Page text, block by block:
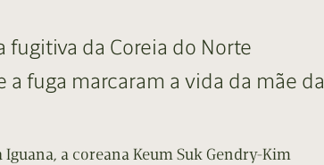
de Edições
fugitiva da Coreia do Norte
fuga marcaram a vida da mãe da
Iguana, a coreana Keum Suk Gendry-Kim